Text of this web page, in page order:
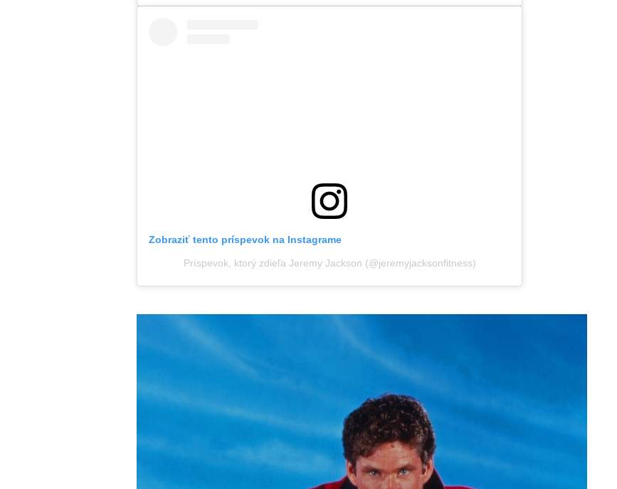
Zobraziť tento príspevok na Instagrame
Príspevok, ktorý zdieľa Jeremy Jackson (@jeremyjacksonfitness)